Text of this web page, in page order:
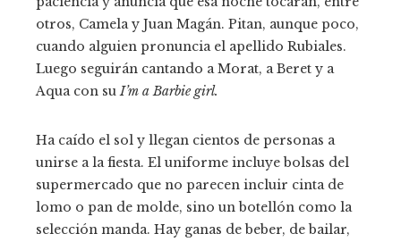
otros, Camela y Juan Magán. Pitan, aunque poco,
cuando alguien pronuncia el apellido Rubiales.
Luego seguirán cantando a Morat, a Beret y a
Aqua con suI’m a Barbie girl.
Ha caído el sol y llegan cientos de personas a
unirse a la fiesta. El uniforme incluye bolsas del
supermercado que no parecen incluir cinta de
lomo o pan de molde, sino un botellón como la
selección manda. Hay ganas de beber, de bailar,